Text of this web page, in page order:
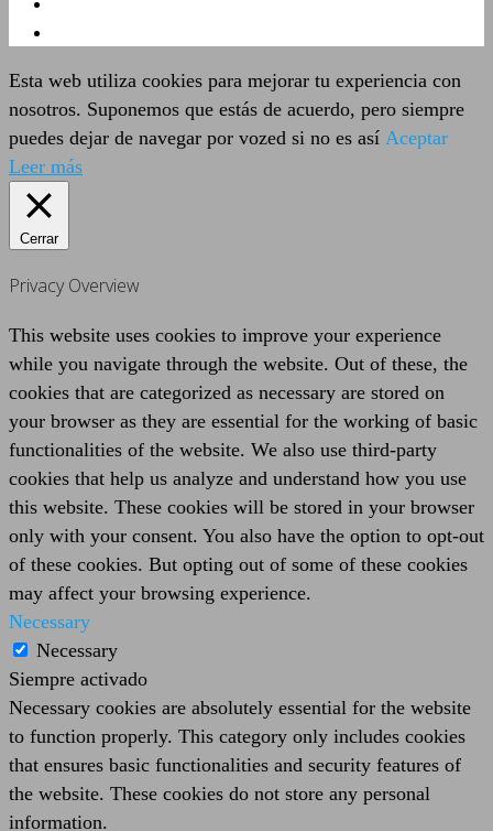
Esta web utiliza cookies para mejorar tu experiencia con
nosotros. Suponemos que estás de acuerdo, pero siempre
puedes dejar de navegar por vozed si no es así Aceptar
Leer más
Cerrar
Privacy Overview
This website uses cookies to improve your experience
while you navigate through the website. Out of these, the
cookies that are categorized as necessary are stored on
your browser as they are essential for the working of basic
functionalities of the website. We also use third-party
cookies that help us analyze and understand how you use
this website. These cookies will be stored in your browser
only with your consent. You also have the option to opt-out
of these cookies. But opting out of some of these cookies
may affect your browsing experience.
Necessary
Necessary
Siempre activado
Necessary cookies are absolutely essential for the website
to function properly. This category only includes cookies
that ensures basic functionalities and security features of
the website. These cookies do not store any personal
information.